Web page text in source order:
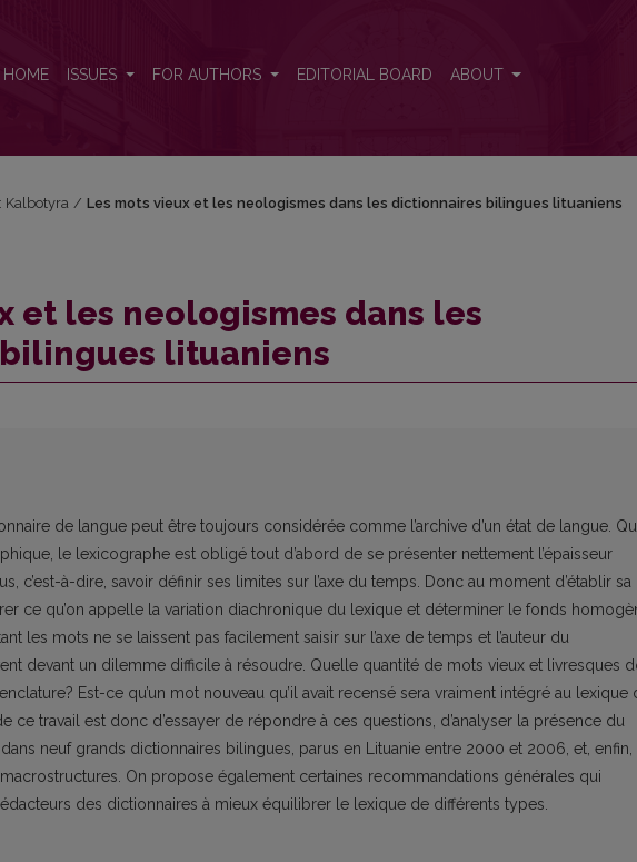
HOME ISSUES FOR AUTHORS EDITORIAL BOARD ABOUT
Kalbotyra / Les mots vieux et les neologismes dans les dictionnaires bilingues lituaniens
et les neologismes dans les
lituaniens
de langue peut être toujours considérée comme l’archive d’un état de langue.
le lexicographe est obligé tout d’abord de se présenter nettement l’épaisseur
c’est-à-dire, savoir définir ses limites sur l’axe du temps. Donc au moment d’établir sa
ce qu’on appelle la variation diachronique du lexique et déterminer le fonds
les mots ne se laissent pas facilement saisir sur l’axe de temps et l’auteur du
devant un dilemme difficile à résoudre. Quelle quantité de mots vieux et livresques
Est-ce qu’un mot nouveau qu’il avait recensé sera vraiment intégré au lexique
ce travail est donc d’essayer de répondre à ces questions, d’analyser la présence du
neuf grands dictionnaires bilingues, parus en Lituanie entre 2000 et 2006, et, enfin,
On propose également certaines recommandations générales qui
des dictionnaires à mieux équilibrer le lexique de différents types.